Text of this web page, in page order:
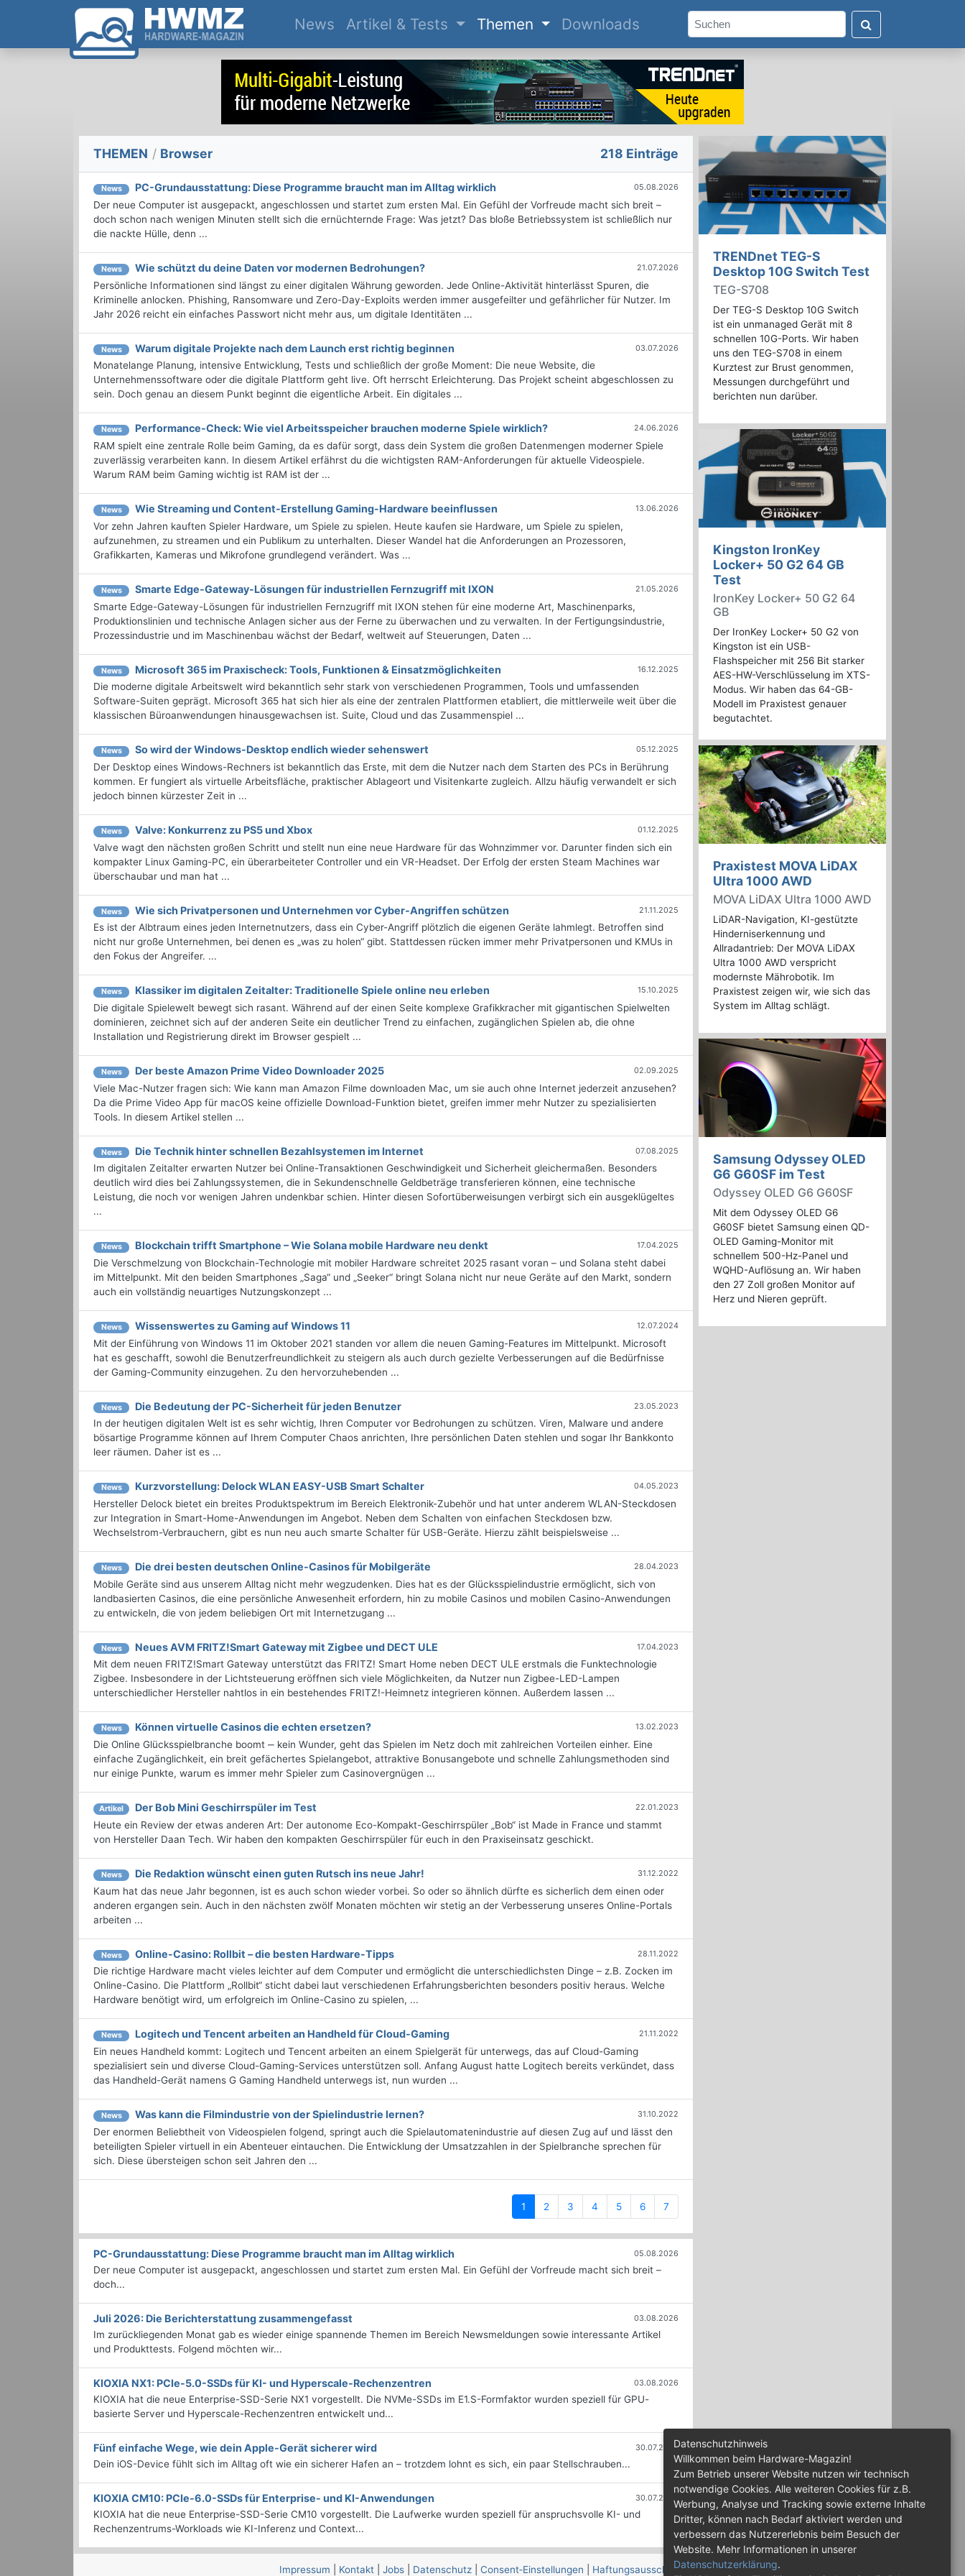
News(current)
Artikel & Tests Themen Downloads
THEMEN / Browser 218 Einträge
News PC-Grundausstattung: Diese Programme braucht man im Alltag wirklich 05.08.2026
Der neue Computer ist ausgepackt, angeschlossen und startet zum ersten Mal. Ein Gefühl der Vorfreude macht sich breit –
doch schon nach wenigen Minuten stellt sich die ernüchternde Frage: Was jetzt? Das bloße Betriebssystem ist schließlich nur
die nackte Hülle, denn ...
News Wie schützt du deine Daten vor modernen Bedrohungen? 21.07.2026
Persönliche Informationen sind längst zu einer digitalen Währung geworden. Jede Online-Aktivität hinterlässt Spuren, die
Kriminelle anlocken. Phishing, Ransomware und Zero-Day-Exploits werden immer ausgefeilter und gefährlicher für Nutzer. Im
Jahr 2026 reicht ein einfaches Passwort nicht mehr aus, um digitale Identitäten ...
News Warum digitale Projekte nach dem Launch erst richtig beginnen 03.07.2026
Monatelange Planung, intensive Entwicklung, Tests und schließlich der große Moment: Die neue Website, die
Unternehmenssoftware oder die digitale Plattform geht live. Oft herrscht Erleichterung. Das Projekt scheint abgeschlossen zu
sein. Doch genau an diesem Punkt beginnt die eigentliche Arbeit. Ein digitales ...
News Performance-Check: Wie viel Arbeitsspeicher brauchen moderne Spiele wirklich? 24.06.2026
RAM spielt eine zentrale Rolle beim Gaming, da es dafür sorgt, dass dein System die großen Datenmengen moderner Spiele
zuverlässig verarbeiten kann. In diesem Artikel erfährst du die wichtigsten RAM-Anforderungen für aktuelle Videospiele.
Warum RAM beim Gaming wichtig ist RAM ist der ...
News Wie Streaming und Content-Erstellung Gaming-Hardware beeinflussen 13.06.2026
Vor zehn Jahren kauften Spieler Hardware, um Spiele zu spielen. Heute kaufen sie Hardware, um Spiele zu spielen,
aufzunehmen, zu streamen und ein Publikum zu unterhalten. Dieser Wandel hat die Anforderungen an Prozessoren,
Grafikkarten, Kameras und Mikrofone grundlegend verändert. Was ...
News Smarte Edge-Gateway-Lösungen für industriellen Fernzugriff mit IXON 21.05.2026
Smarte Edge-Gateway-Lösungen für industriellen Fernzugriff mit IXON stehen für eine moderne Art, Maschinenparks,
Produktionslinien und technische Anlagen sicher aus der Ferne zu überwachen und zu verwalten. In der Fertigungsindustrie,
Prozessindustrie und im Maschinenbau wächst der Bedarf, weltweit auf Steuerungen, Daten ...
News Microsoft 365 im Praxischeck: Tools, Funktionen & Einsatzmöglichkeiten 16.12.2025
Die moderne digitale Arbeitswelt wird bekanntlich sehr stark von verschiedenen Programmen, Tools und umfassenden
Software-Suiten geprägt. Microsoft 365 hat sich hier als eine der zentralen Plattformen etabliert, die mittlerweile weit über die
klassischen Büroanwendungen hinausgewachsen ist. Suite, Cloud und das Zusammenspiel ...
News So wird der Windows-Desktop endlich wieder sehenswert 05.12.2025
Der Desktop eines Windows-Rechners ist bekanntlich das Erste, mit dem die Nutzer nach dem Starten des PCs in Berührung
kommen. Er fungiert als virtuelle Arbeitsfläche, praktischer Ablageort und Visitenkarte zugleich. Allzu häufig verwandelt er sich
jedoch binnen kürzester Zeit in ...
News Valve: Konkurrenz zu PS5 und Xbox 01.12.2025
Valve wagt den nächsten großen Schritt und stellt nun eine neue Hardware für das Wohnzimmer vor. Darunter finden sich ein
kompakter Linux Gaming-PC, ein überarbeiteter Controller und ein VR-Headset. Der Erfolg der ersten Steam Machines war
überschaubar und man hat ...
News Wie sich Privatpersonen und Unternehmen vor Cyber-Angriffen schützen 21.11.2025
Es ist der Albtraum eines jeden Internetnutzers, dass ein Cyber-Angriff plötzlich die eigenen Geräte lahmlegt. Betroffen sind
nicht nur große Unternehmen, bei denen es „was zu holen“ gibt. Stattdessen rücken immer mehr Privatpersonen und KMUs in
den Fokus der Angreifer. ...
News Klassiker im digitalen Zeitalter: Traditionelle Spiele online neu erleben 15.10.2025
Die digitale Spielewelt bewegt sich rasant. Während auf der einen Seite komplexe Grafikkracher mit gigantischen Spielwelten
dominieren, zeichnet sich auf der anderen Seite ein deutlicher Trend zu einfachen, zugänglichen Spielen ab, die ohne
Installation und Registrierung direkt im Browser gespielt ...
News Der beste Amazon Prime Video Downloader 2025 02.09.2025
Viele Mac-Nutzer fragen sich: Wie kann man Amazon Filme downloaden Mac, um sie auch ohne Internet jederzeit anzusehen?
Da die Prime Video App für macOS keine offizielle Download-Funktion bietet, greifen immer mehr Nutzer zu spezialisierten
Tools. In diesem Artikel stellen ...
News Die Technik hinter schnellen Bezahlsystemen im Internet 07.08.2025
Im digitalen Zeitalter erwarten Nutzer bei Online-Transaktionen Geschwindigkeit und Sicherheit gleichermaßen. Besonders
deutlich wird dies bei Zahlungssystemen, die in Sekundenschnelle Geldbeträge transferieren können, eine technische
Leistung, die noch vor wenigen Jahren undenkbar schien. Hinter diesen Sofortüberweisungen verbirgt sich ein ausgeklügeltes
...
News Blockchain trifft Smartphone – Wie Solana mobile Hardware neu denkt 17.04.2025
Die Verschmelzung von Blockchain-Technologie mit mobiler Hardware schreitet 2025 rasant voran – und Solana steht dabei
im Mittelpunkt. Mit den beiden Smartphones „Saga“ und „Seeker“ bringt Solana nicht nur neue Geräte auf den Markt, sondern
auch ein vollständig neuartiges Nutzungskonzept ...
News Wissenswertes zu Gaming auf Windows 11 12.07.2024
Mit der Einführung von Windows 11 im Oktober 2021 standen vor allem die neuen Gaming-Features im Mittelpunkt. Microsoft
hat es geschafft, sowohl die Benutzerfreundlichkeit zu steigern als auch durch gezielte Verbesserungen auf die Bedürfnisse
der Gaming-Community einzugehen. Zu den hervorzuhebenden ...
News Die Bedeutung der PC-Sicherheit für jeden Benutzer 23.05.2023
In der heutigen digitalen Welt ist es sehr wichtig, Ihren Computer vor Bedrohungen zu schützen. Viren, Malware und andere
bösartige Programme können auf Ihrem Computer Chaos anrichten, Ihre persönlichen Daten stehlen und sogar Ihr Bankkonto
leer räumen. Daher ist es ...
News Kurzvorstellung: Delock WLAN EASY-USB Smart Schalter 04.05.2023
Hersteller Delock bietet ein breites Produktspektrum im Bereich Elektronik-Zubehör und hat unter anderem WLAN-Steckdosen
zur Integration in Smart-Home-Anwendungen im Angebot. Neben dem Schalten von einfachen Steckdosen bzw.
Wechselstrom-Verbrauchern, gibt es nun neu auch smarte Schalter für USB-Geräte. Hierzu zählt beispielsweise ...
News Die drei besten deutschen Online-Casinos für Mobilgeräte 28.04.2023
Mobile Geräte sind aus unserem Alltag nicht mehr wegzudenken. Dies hat es der Glücksspielindustrie ermöglicht, sich von
landbasierten Casinos, die eine persönliche Anwesenheit erfordern, hin zu mobile Casinos und mobilen Casino-Anwendungen
zu entwickeln, die von jedem beliebigen Ort mit Internetzugang ...
News Neues AVM FRITZ!Smart Gateway mit Zigbee und DECT ULE 17.04.2023
Mit dem neuen FRITZ!Smart Gateway unterstützt das FRITZ! Smart Home neben DECT ULE erstmals die Funktechnologie
Zigbee. Insbesondere in der Lichtsteuerung eröffnen sich viele Möglichkeiten, da Nutzer nun Zigbee-LED-Lampen
unterschiedlicher Hersteller nahtlos in ein bestehendes FRITZ!-Heimnetz integrieren können. Außerdem lassen ...
News Können virtuelle Casinos die echten ersetzen? 13.02.2023
Die Online Glücksspielbranche boomt ‒ kein Wunder, geht das Spielen im Netz doch mit zahlreichen Vorteilen einher. Eine
einfache Zugänglichkeit, ein breit gefächertes Spielangebot, attraktive Bonusangebote und schnelle Zahlungsmethoden sind
nur einige Punkte, warum es immer mehr Spieler zum Casinovergnügen ...
Artikel Der Bob Mini Geschirrspüler im Test 22.01.2023
Heute ein Review der etwas anderen Art: Der autonome Eco-Kompakt-Geschirrspüler „Bob“ ist Made in France und stammt
von Hersteller Daan Tech. Wir haben den kompakten Geschirrspüler für euch in den Praxiseinsatz geschickt.
News Die Redaktion wünscht einen guten Rutsch ins neue Jahr! 31.12.2022
Kaum hat das neue Jahr begonnen, ist es auch schon wieder vorbei. So oder so ähnlich dürfte es sicherlich dem einen oder
anderen ergangen sein. Auch in den nächsten zwölf Monaten möchten wir stetig an der Verbesserung unseres Online-Portals
arbeiten ...
News Online-Casino: Rollbit – die besten Hardware-Tipps 28.11.2022
Die richtige Hardware macht vieles leichter auf dem Computer und ermöglicht die unterschiedlichsten Dinge – z.B. Zocken im
Online-Casino. Die Plattform „Rollbit“ sticht dabei laut verschiedenen Erfahrungsberichten besonders positiv heraus. Welche
Hardware benötigt wird, um erfolgreich im Online-Casino zu spielen, ...
News Logitech und Tencent arbeiten an Handheld für Cloud-Gaming 21.11.2022
Ein neues Handheld kommt: Logitech und Tencent arbeiten an einem Spielgerät für unterwegs, das auf Cloud-Gaming
spezialisiert sein und diverse Cloud-Gaming-Services unterstützen soll. Anfang August hatte Logitech bereits verkündet, dass
das Handheld-Gerät namens G Gaming Handheld unterwegs ist, nun wurden ...
News Was kann die Filmindustrie von der Spielindustrie lernen? 31.10.2022
Der enormen Beliebtheit von Videospielen folgend, springt auch die Spielautomatenindustrie auf diesen Zug auf und lässt den
beteiligten Spieler virtuell in ein Abenteuer eintauchen. Die Entwicklung der Umsatzzahlen in der Spielbranche sprechen für
sich. Diese übersteigen schon seit Jahren den ...
1 (current)
2 3 4 5 6 7
PC-Grundausstattung: Diese Programme braucht man im Alltag wirklich 05.08.2026
Der neue Computer ist ausgepackt, angeschlossen und startet zum ersten Mal. Ein Gefühl der Vorfreude macht sich breit –
doch...
Juli 2026: Die Bericht­erstattung zusammengefasst 03.08.2026
Im zurückliegenden Monat gab es wieder einige spannende Themen im Bereich Newsmeldungen sowie interessante Artikel
und Produkttests. Folgend möchten wir...
KIOXIA NX1: PCIe-5.0-SSDs für KI- und Hyperscale-Rechenzentren 03.08.2026
KIOXIA hat die neue Enterprise-SSD-Serie NX1 vorgestellt. Die NVMe-SSDs im E1.S-Formfaktor wurden speziell für GPU-
basierte Server und Hyperscale-Rechenzentren entwickelt und...
Fünf einfache Wege, wie dein Apple-Gerät sicherer wird 30.07.2026
Dein iOS-Device fühlt sich im Alltag oft wie ein sicherer Hafen an – trotzdem lohnt es sich, ein paar Stellschrauben...
KIOXIA CM10: PCIe-6.0-SSDs für Enterprise- und KI-Anwendungen 30.07.2026
KIOXIA hat die neue Enterprise-SSD-Serie CM10 vorgestellt. Die Laufwerke wurden speziell für anspruchsvolle KI- und
Rechenzentrums-Workloads wie KI-Inferenz und Context...
TRENDnet TEG-S
Desktop 10G Switch Test
TEG-S708
Der TEG-S Desktop 10G Switch
ist ein unmanaged Gerät mit 8
schnellen 10G-Ports. Wir haben
uns den TEG-S708 in einem
Kurztest zur Brust genommen,
Messungen durchgeführt und
berichten nun darüber.
Kingston IronKey
Locker+ 50 G2 64 GB
Test
IronKey Locker+ 50 G2 64
GB
Der IronKey Locker+ 50 G2 von
Kingston ist ein USB-
Flashspeicher mit 256 Bit starker
AES-HW-Verschlüsselung im XTS-
Modus. Wir haben das 64-GB-
Modell im Praxistest genauer
begutachtet.
Praxistest MOVA LiDAX
Ultra 1000 AWD
MOVA LiDAX Ultra 1000 AWD
LiDAR-Navigation, KI-gestützte
Hinderniserkennung und
Allradantrieb: Der MOVA LiDAX
Ultra 1000 AWD verspricht
modernste Mährobotik. Im
Praxistest zeigen wir, wie sich das
System im Alltag schlägt.
Samsung Odyssey OLED
G6 G60SF im Test
Odyssey OLED G6 G60SF
Mit dem Odyssey OLED G6
G60SF bietet Samsung einen QD-
OLED Gaming-Monitor mit
schnellem 500-Hz-Panel und
WQHD-Auflösung an. Wir haben
den 27 Zoll großen Monitor auf
Herz und Nieren geprüft.
Impressum Kontakt Jobs Datenschutz Consent‑Einstellungen Haftungsausschluss
Datenschutzhinweis
Willkommen beim Hardware-Magazin!
Zum Betrieb unserer Website nutzen wir technisch
notwendige Cookies. Alle weiteren Cookies für z.B.
Werbung, Analyse und Tracking sowie externe Inhalte
Dritter, können nach Bedarf aktiviert werden und
verbessern das Nutzererlebnis beim Besuch der
Website. Mehr Informationen in unserer
Datenschutzerklärung.